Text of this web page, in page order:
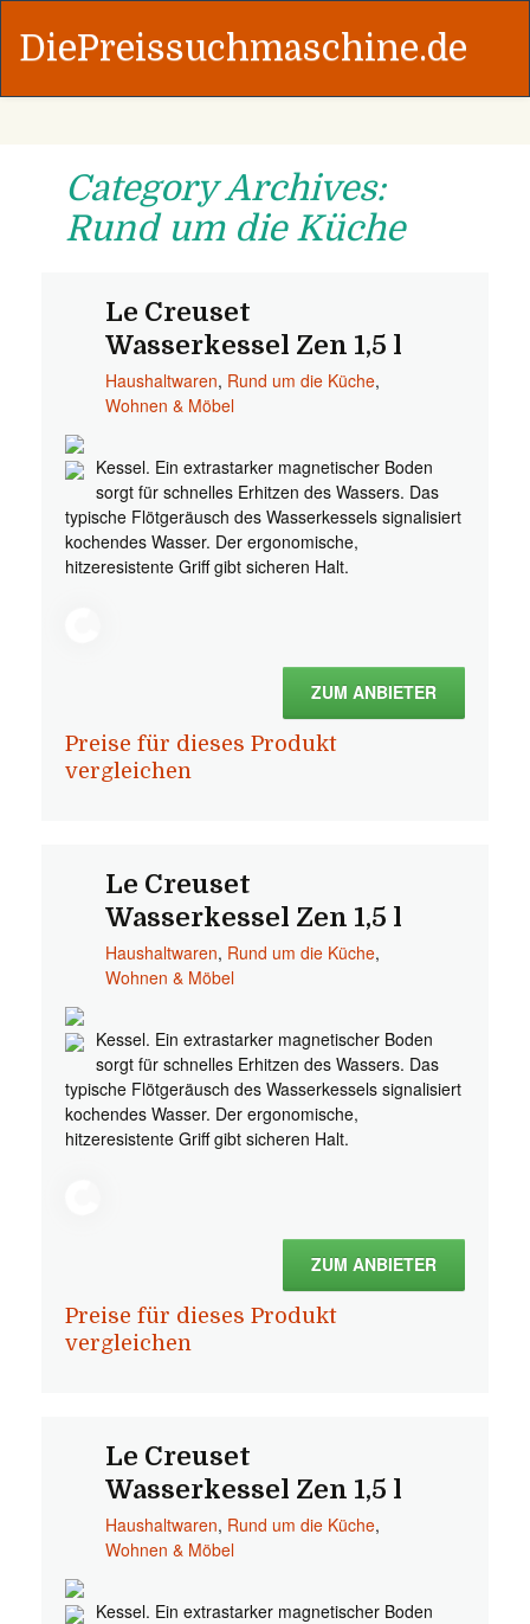
DiePreissuchmaschine.de
Category Archives:
Rund um die Küche
Le Creuset
Wasserkessel Zen 1,5 l
Haushaltwaren, Rund um die Küche,
Wohnen & Möbel
Kessel. Ein extrastarker magnetischer Boden
sorgt für schnelles Erhitzen des Wassers. Das
typische Flötgeräusch des Wasserkessels signalisiert
kochendes Wasser. Der ergonomische,
hitzeresistente Griff gibt sicheren Halt.
ZUM ANBIETER
Preise für dieses Produkt
vergleichen
Le Creuset
Wasserkessel Zen 1,5 l
Haushaltwaren, Rund um die Küche,
Wohnen & Möbel
Kessel. Ein extrastarker magnetischer Boden
sorgt für schnelles Erhitzen des Wassers. Das
typische Flötgeräusch des Wasserkessels signalisiert
kochendes Wasser. Der ergonomische,
hitzeresistente Griff gibt sicheren Halt.
ZUM ANBIETER
Preise für dieses Produkt
vergleichen
Le Creuset
Wasserkessel Zen 1,5 l
Haushaltwaren, Rund um die Küche,
Wohnen & Möbel
Kessel. Ein extrastarker magnetischer Boden